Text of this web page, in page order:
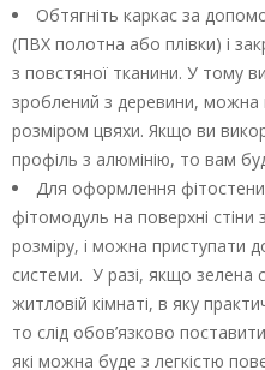
Обтягніть каркас за
(ПВХ полотна або плівки) і
з повстяної тканини. У тому
зроблений з деревини, можна
розміром цвяхи. Якщо ви
профіль з алюмінію, то вам
Для оформлення фітостени в
фітомодуль на поверхні
розміру, і можна приступати
системи. У разі, якщо зелена
житловій кімнаті, в яку
то слід обов’язково
які можна буде з легкістю